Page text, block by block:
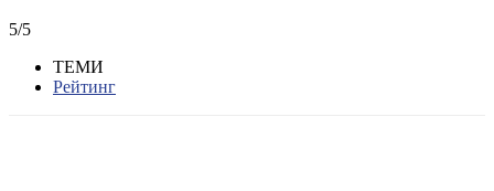
5/5
ТЕМИ
Рейтинг